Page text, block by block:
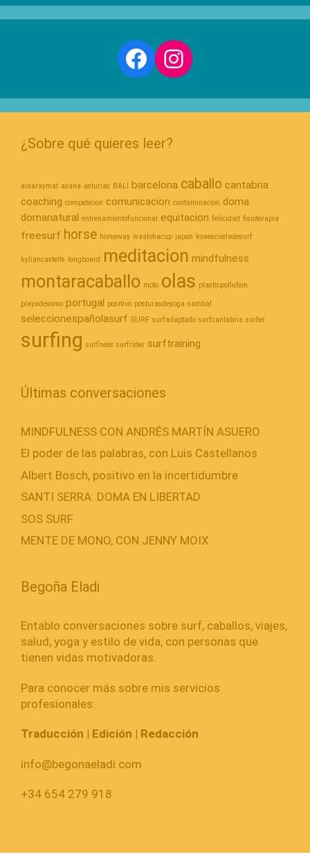
Facebook
Instagram
¿Sobre qué quieres leer?
ainaraymat asana asturias BALI barcelona caballo cantabria
coaching competicion comunicacion contaminacion doma
domanatural entrenamientofuncional equitacion felicidad fisioterapia
freesurf horse horseway isaalohacup japon koaescueladesurf
kyliancastells longboard meditacion mindfulness
montaracaballo moto olas plasticpollution
playadesomo portugal positivo posturasdeyoga sambal
seleccionespañolasurf SURF surfadaptado surfcantabria surfer
surfing surfness surfrider surftraining
Últimas conversaciones
MINDFULNESS CON ANDRÉS MARTÍN ASUERO
El poder de las palabras, con Luis Castellanos
Albert Bosch, positivo en la incertidumbre
SANTI SERRA: DOMA EN LIBERTAD
SOS SURF
MENTE DE MONO, CON JENNY MOIX
Begoña Eladi
Entablo conversaciones sobre surf, caballos, viajes,
salud, yoga y estilo de vida, con personas que
tienen vidas motivadoras.
Para conocer más sobre mis servicios
profesionales:
Traducción | Edición | Redacción
info@begonaeladi.com
+34 654 279 918